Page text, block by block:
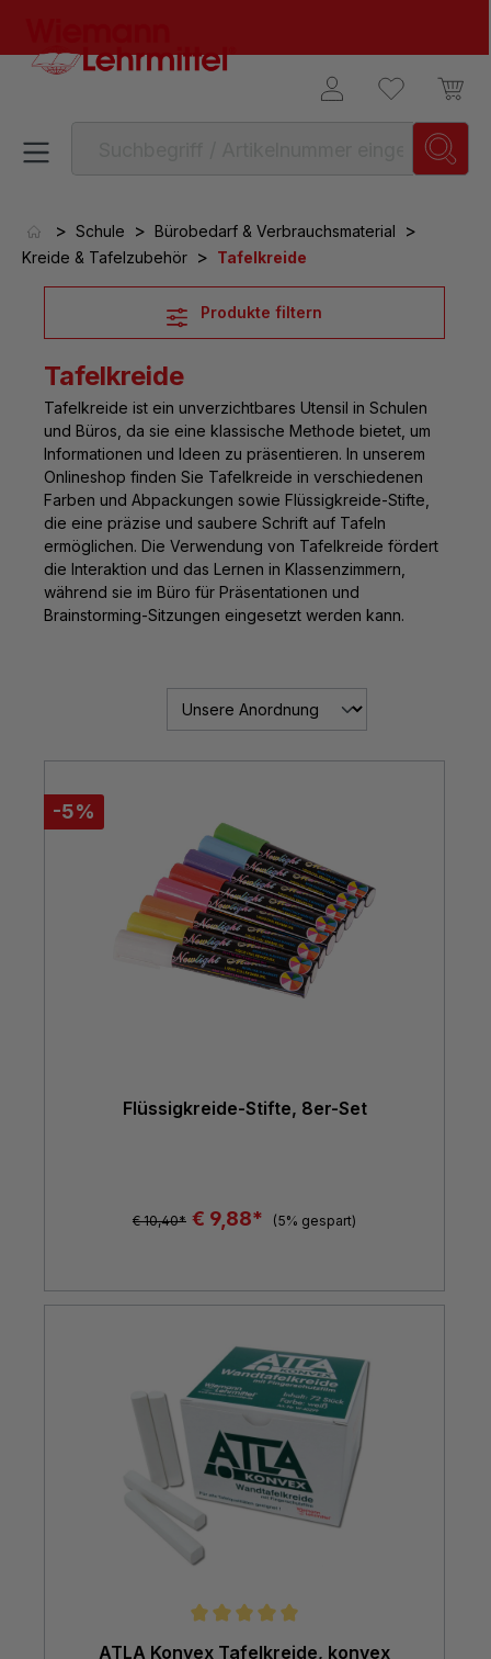
> Schule > Bürobedarf & Verbrauchsmaterial >
Kreide & Tafelzubehör > Tafelkreide
Produkte filtern
Tafelkreide
Tafelkreide ist ein unverzichtbares Utensil in Schulen
und Büros, da sie eine klassische Methode bietet, um
Informationen und Ideen zu präsentieren. In unserem
Onlineshop finden Sie Tafelkreide in verschiedenen
Farben und Abpackungen sowie Flüssigkreide-Stifte,
die eine präzise und saubere Schrift auf Tafeln
ermöglichen. Die Verwendung von Tafelkreide fördert
die Interaktion und das Lernen in Klassenzimmern,
während sie im Büro für Präsentationen und
Brainstorming-Sitzungen eingesetzt werden kann.
-5%
Flüssigkreide-Stifte, 8er-Set
€ 10,40* € 9,88* (5% gespart)
ATLA Konvex Tafelkreide, konvex